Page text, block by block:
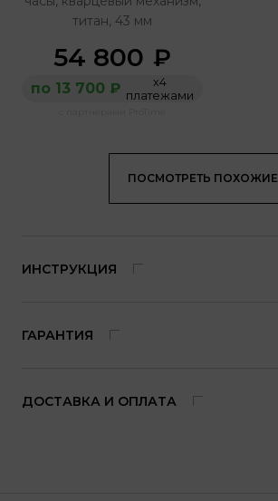
титан, 43 мм
54 800 ₽
по 13 700 ₽
х4
платежами
ПОСМОТРЕТЬ ПОХОЖИЕ
ИНСТРУКЦИЯ
ГАРАНТИЯ
ДОСТАВКА И ОПЛАТА